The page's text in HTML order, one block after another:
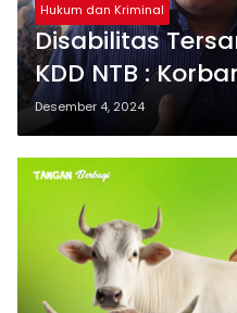
Hukum dan Kriminal
Disabilitas
KDD NTB :
Tercatat 13 Orang
Desember 4, 2024